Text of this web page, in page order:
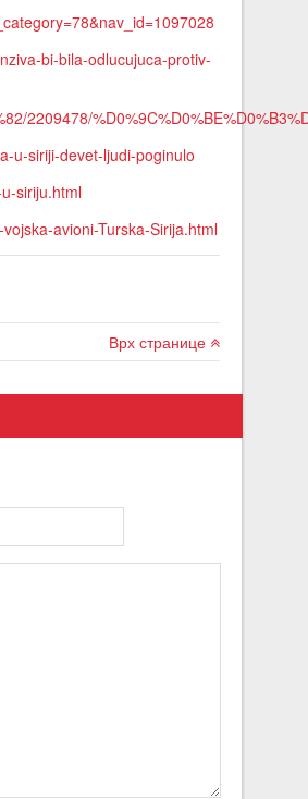
bi-bila-odlucujuca-protiv-
2209478/
u-siriji-devet-ljudi-poginulo
siriju.html
avioni-Turska-Sirija.html
Врх странице